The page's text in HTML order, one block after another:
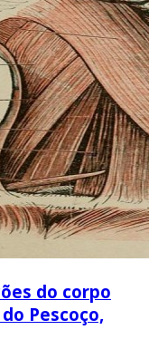
do corpo
Pescoço,